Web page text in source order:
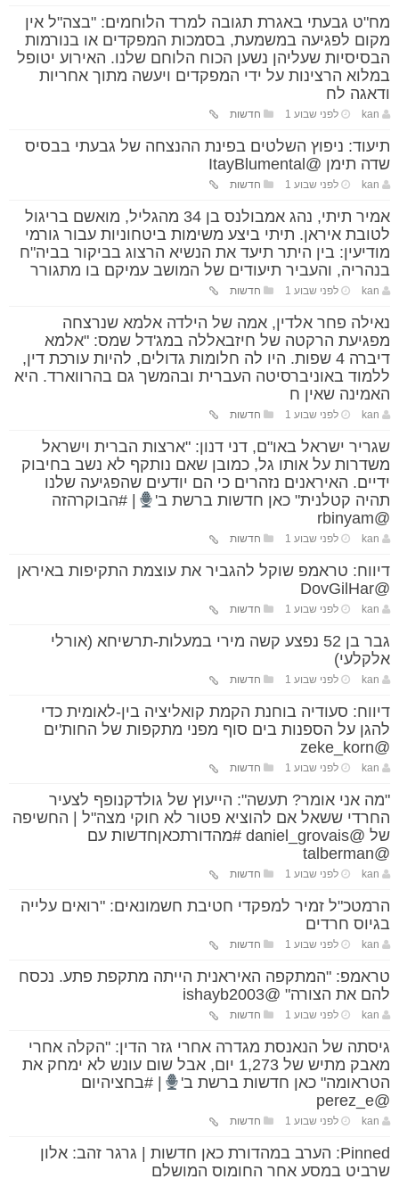
מח"ט גבעתי באגרת תגובה למרד הלוחמים: "בצה"ל אין
מקום לפגיעה במשמעת, בסמכות המפקדים או בנורמות
הבסיסיות שעליהן נשען הכוח הלוחם שלנו. האירוע יטופל
במלוא הרצינות על ידי המפקדים ויעשה מתוך אחריות
ודאגה לח
kan לפני שבוע 1 חדשות
תיעוד: ניפוץ השלטים בפינת ההנצחה של גבעתי בבסיס
שדה תימן @ItayBlumental
kan לפני שבוע 1 חדשות
אמיר תיתי, נהג אמבולנס בן 34 מהגליל, מואשם בריגול
לטובת איראן. תיתי ביצע משימות ביטחוניות עבור גורמי
מודיעין: בין היתר תיעד את הנשיא הרצוג בביקור בביה"ח
בנהריה, והעביר תיעודים של המושב עמיקם בו מתגורר
kan לפני שבוע 1 חדשות
נאילה פחר אלדין, אמה של הילדה אלמא שנרצחה
מפגיעת הרקטה של חיזבאללה במג'דל שמס: "אלמא
דיברה 4 שפות. היו לה חלומות גדולים, להיות עורכת דין,
ללמוד באוניברסיטה העברית ובהמשך גם בהרווארד. היא
האמינה שאין ח
kan לפני שבוע 1 חדשות
שגריר ישראל באו"ם, דני דנון: "ארצות הברית וישראל
משדרות על אותו גל, כמובן שאם נותקף לא נשב בחיבוק
ידיים. האיראנים נזהרים כי הם יודעים שהפגיעה שלנו
תהיה קטלנית" כאן חדשות ברשת ב'
| #הבוקרהזה
@rbinyam
kan לפני שבוע 1 חדשות
דיווח: טראמפ שוקל להגביר את עוצמת התקיפות באיראן
@DovGilHar
kan לפני שבוע 1 חדשות
גבר בן 52 נפצע קשה מירי במעלות-תרשיחא (אורלי
אלקלעי)
kan לפני שבוע 1 חדשות
דיווח: סעודיה בוחנת הקמת קואליציה בין-לאומית כדי
להגן על הספנות בים סוף מפני מתקפות של החות'ים
@zeke_korn
kan לפני שבוע 1 חדשות
"מה אני אומר? תעשה": הייעוץ של גולדקנופף לצעיר
החרדי ששאל אם להוציא פטור לא חוקי מצה"ל | החשיפה
של @daniel_grovais #מהדורתכאןחדשות עם
@talberman
kan לפני שבוע 1 חדשות
הרמטכ"ל זמיר למפקדי חטיבת חשמונאים: "רואים עלייה
בגיוס חרדים
kan לפני שבוע 1 חדשות
טראמפ: "המתקפה האיראנית הייתה מתקפת פתע. נכסח
להם את הצורה" @ishayb2003
kan לפני שבוע 1 חדשות
גיסתה של הנאנסת מגדרה אחרי גזר הדין: "הקלה אחרי
מאבק מתיש של 1,273 יום, אבל שום עונש לא ימחק את
הטראומה" כאן חדשות ברשת ב'
| #בחציהיום
@perez_e
kan לפני שבוע 1 חדשות
Pinned: הערב במהדורת כאן חדשות | גרגר זהב: אלון
שרביט במסע אחר החומוס המושלם